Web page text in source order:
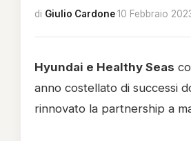
di Giulio Cardone·10 Febbraio
Hyundai e Healthy Seas
anno costellato di successi
rinnovato la partnership a